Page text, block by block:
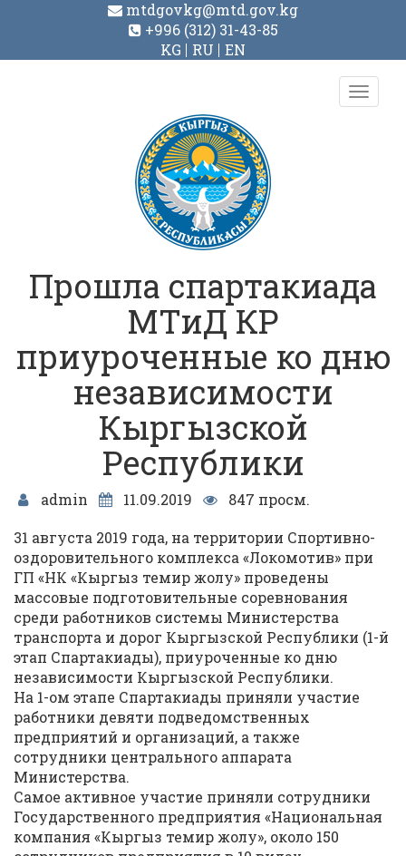
mtdgovkg@mtd.gov.kg
+996 (312) 31-43-85
KG
RU EN
Toggle
Прошла спартакиада
МТиД КР
приуроченные ко дню
независимости
Кыргызской
Республики
admin 11.09.2019
847 просм.
31 августа 2019 года, на территории Спортивно-
оздоровительного комплекса «Локомотив» при
ГП «НК «Кыргыз темир жолу» проведены
массовые подготовительные соревнования
среди работников системы Министерства
транспорта и дорог Кыргызской Республики (1-й
этап Спартакиады), приуроченные ко дню
независимости Кыргызской Республики.
На 1-ом этапе Спартакиады приняли участие
работники девяти подведомственных
предприятий и организаций, а также
сотрудники центрального аппарата
Министерства.
Самое активное участие приняли сотрудники
Государственного предприятия «Национальная
компания «Кыргыз темир жолу», около 150